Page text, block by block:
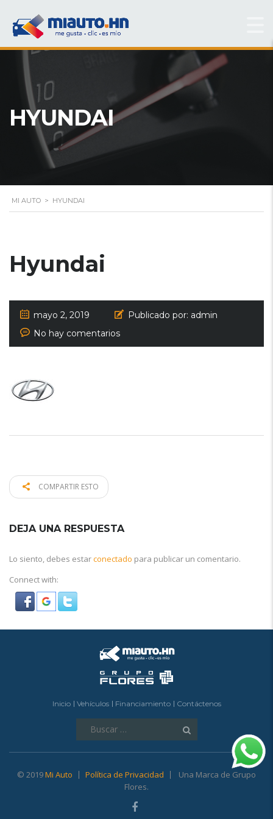
HYUNDAI
MI AUTO > HYUNDAI
Hyundai
mayo 2, 2019 Publicado por: admin
No hay comentarios
COMPARTIR ESTO
DEJA UNA RESPUESTA
Lo siento, debes estarconectado para publicar un comentario.
Connect with:
Inicio Vehículos Financiamiento Contáctenos
© 2019Mi Auto Política de Privacidad
Una Marca de Grupo
Flores.